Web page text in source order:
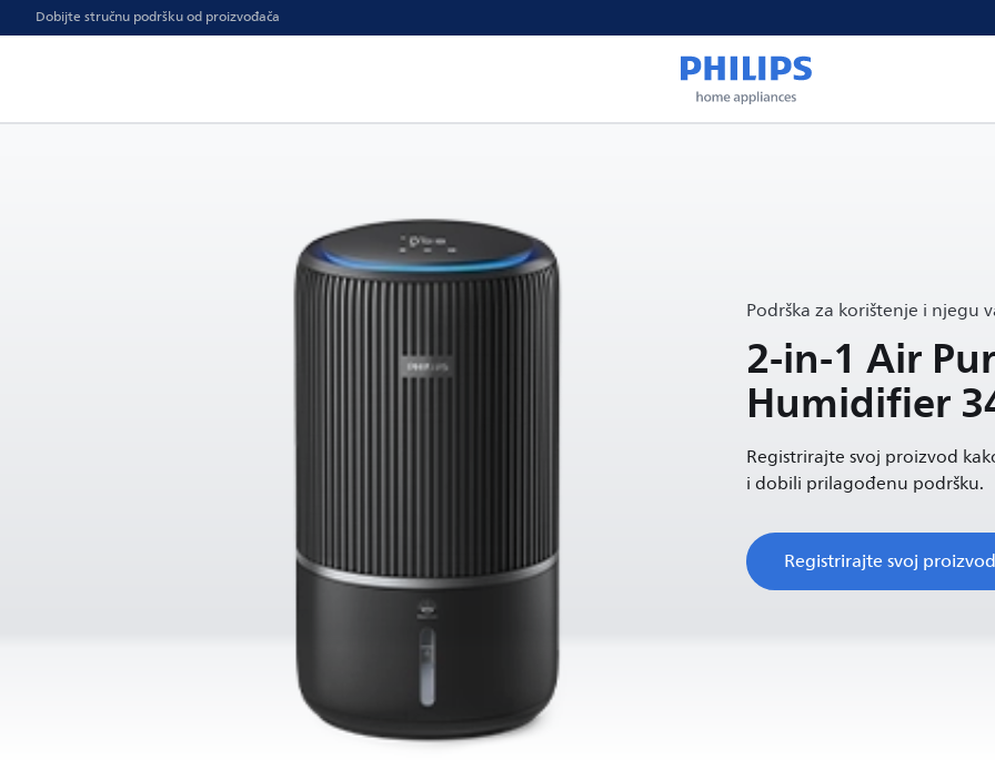
Dobijte stručnu podršku od proizvođača
Podrška za korištenje i njegu
2-in-1 Air
Humidifier
Registrirajte svoj proizvod
i dobili prilagođenu podršku.
Registrirajte svoj proizvod